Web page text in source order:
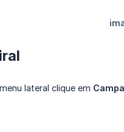
lateral clique em